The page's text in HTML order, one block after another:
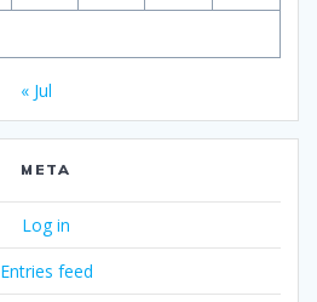
« Jul
META
Log in
Entries feed